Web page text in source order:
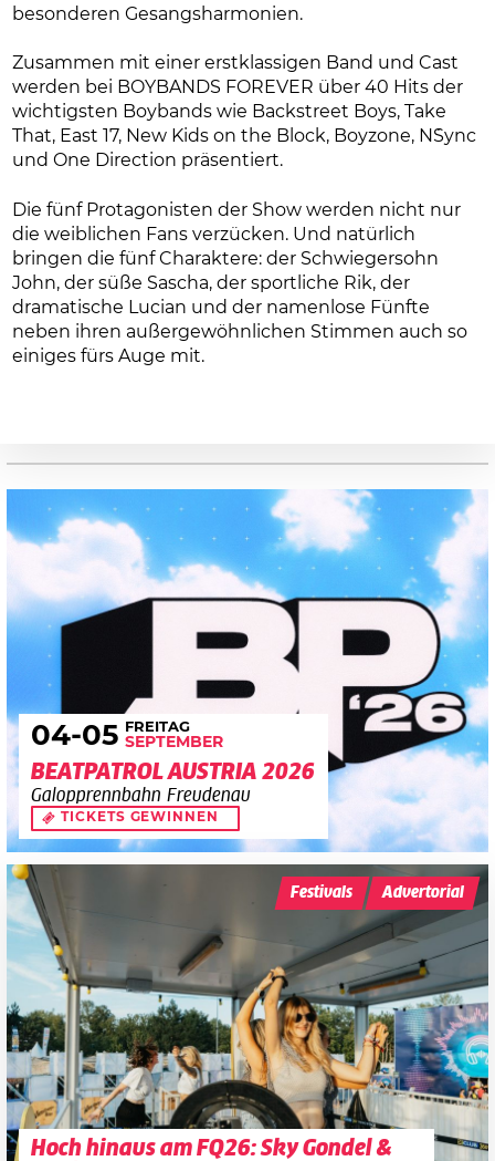
besonderen Gesangsharmonien.
Zusammen mit einer erstklassigen Band und Cast
werden bei BOYBANDS FOREVER über 40 Hits der
wichtigsten Boybands wie Backstreet Boys, Take
That, East 17, New Kids on the Block, Boyzone, N´Sync
und One Direction präsentiert.
Die fünf Protagonisten der Show werden nicht nur
die weiblichen Fans verzücken. Und natürlich
bringen die fünf Charaktere: der Schwiegersohn
John, der süße Sascha, der sportliche Rik, der
dramatische Lucian und der namenlose Fünfte
neben ihren außergewöhnlichen Stimmen auch so
einiges fürs Auge mit.
04-05 FREITAG
SEPTEMBER
BEATPATROL AUSTRIA 2026
Galopprennbahn Freudenau
TICKETS GEWINNEN
Hoch hinaus am FQ26: Sky Gondel &
Festivals Advertorial